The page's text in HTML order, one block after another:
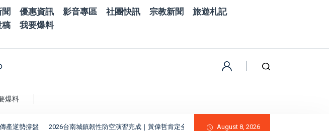
優惠資訊 影音專區 社團快訊 宗教新聞
旅遊札記
稿 我要爆料
爆料
2026台南城鎮韌性防空演習完成｜黃偉哲肯定全民防衛與防空避難整備 精湛交通工業投資5.1億元進駐七
August 8, 2026